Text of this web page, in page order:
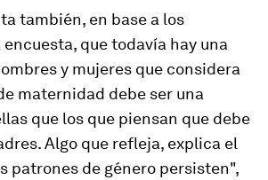
también, en base a los
que todavía hay una
y mujeres que considera
maternidad debe ser una
que los que piensan que debe
Algo que refleja, explica el
patrones de género persisten",